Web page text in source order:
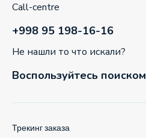
Call-centre
+998 95 198-16-16
Не нашли то что искали?
Воспользуйтесь поиском
Трекинг заказа